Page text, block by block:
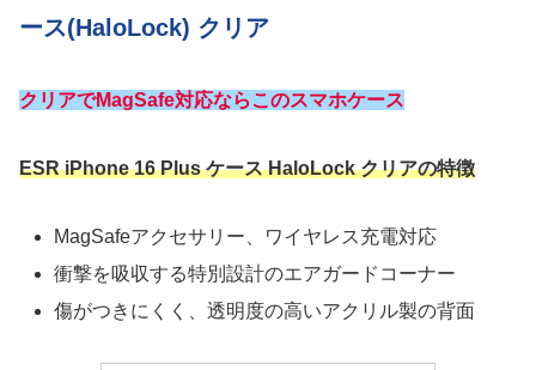
ース(HaloLock) クリア
クリアでMagSafe対応ならこのスマホケース
ESR iPhone 16 Plus ケース HaloLock クリアの特徴
MagSafeアクセサリー、ワイヤレス充電対応
衝撃を吸収する特別設計のエアガードコーナー
傷がつきにくく、透明度の高いアクリル製の背面